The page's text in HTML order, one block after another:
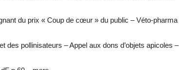
du prix « Coup de cœur » du public – Véto-pharma
des pollinisateurs – Appel aux dons d’objets apicoles –